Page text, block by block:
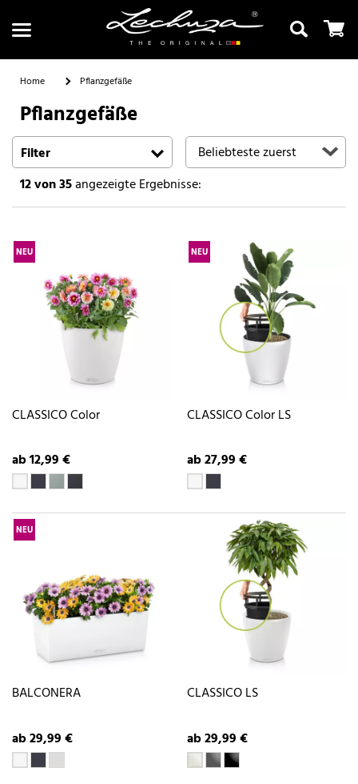
Suchen
Home Pflanzgefäße
Pflanzgefäße
Filter
12von 35angezeigte Ergebnisse:
NEU
CLASSICO Color
ab 12,99 €
NEU
CLASSICO Color LS
ab 27,99 €
NEU
BALCONERA
ab 29,99 €
CLASSICO LS
ab 29,99 €